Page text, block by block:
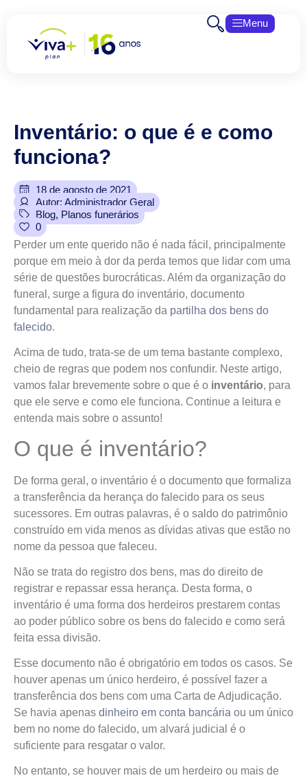
Menu
Inventário: o que é e como
funciona?
18 de agosto de 2021
Autor: Administrador Geral
Blog, Planos funerários
0
Perder um ente querido não é nada fácil, principalmente
porque em meio à dor da perda temos que lidar com uma
série de questões burocráticas. Além da organização do
funeral, surge a figura do inventário, documento
fundamental para realização da partilha dos bens do
falecido.
Acima de tudo, trata-se de um tema bastante complexo,
cheio de regras que podem nos confundir. Neste artigo,
vamos falar brevemente sobre o que é o inventário, para
que ele serve e como ele funciona. Continue a leitura e
entenda mais sobre o assunto!
O que é inventário?
De forma geral, o inventário é o documento que formaliza
a transferência da herança do falecido para os seus
sucessores. Em outras palavras, é o saldo do patrimônio
construído em vida menos as dívidas ativas que estão no
nome da pessoa que faleceu.
Não se trata do registro dos bens, mas do direito de
registrar e repassar essa herança. Desta forma, o
inventário é uma forma dos herdeiros prestarem contas
ao poder público sobre os bens do falecido e como será
feita essa divisão.
Esse documento não é obrigatório em todos os casos. Se
houver apenas um único herdeiro, é possível fazer a
transferência dos bens com uma Carta de Adjudicação.
Se havia apenas dinheiro em conta bancária ou um único
bem no nome do falecido, um alvará judicial é o
suficiente para resgatar o valor.
No entanto, se houver mais de um herdeiro ou mais de